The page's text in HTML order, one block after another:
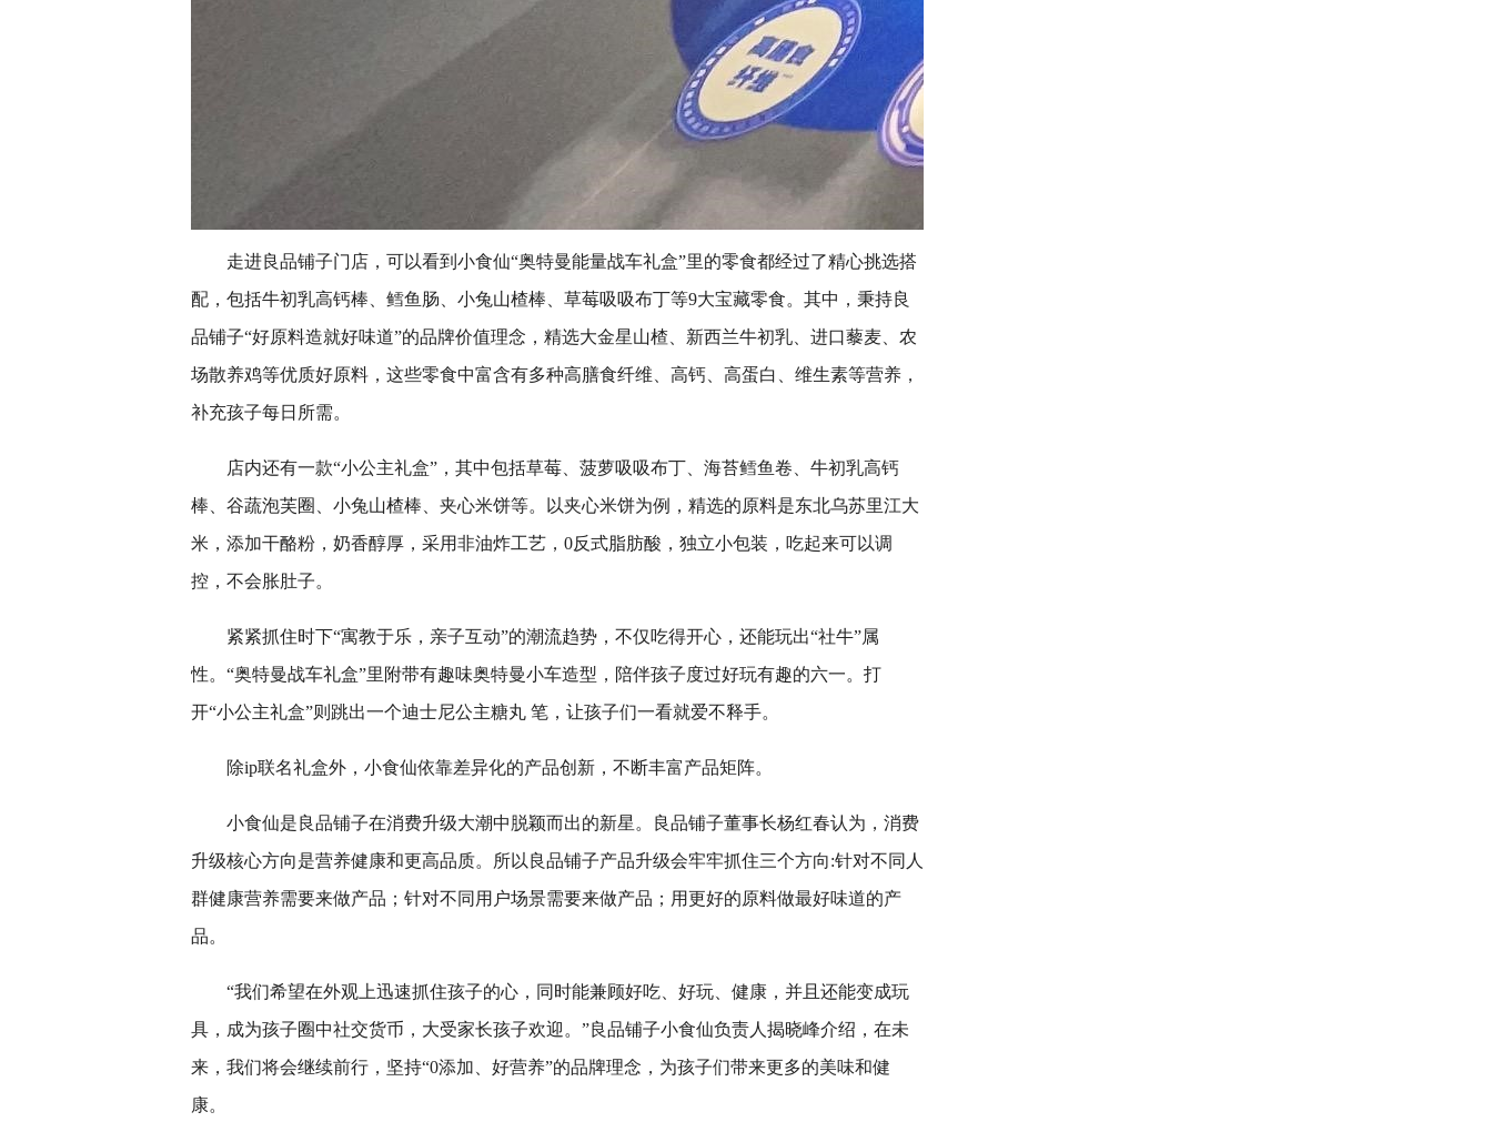
走进良品铺子门店，可以看到小食仙“奥特曼能量战车礼盒”里的零食都经过了精心挑选搭
配，包括牛初乳高钙棒、鳕鱼肠、小兔山楂棒、草莓吸吸布丁等9大宝藏零食。其中，秉持良
品铺子“好原料造就好味道”的品牌价值理念，精选大金星山楂、新西兰牛初乳、进口藜麦、农
场散养鸡等优质好原料，这些零食中富含有多种高膳食纤维、高钙、高蛋白、维生素等营养，
补充孩子每日所需。
店内还有一款“小公主礼盒”，其中包括草莓、菠萝吸吸布丁、海苔鳕鱼卷、牛初乳高钙
棒、谷蔬泡芙圈、小兔山楂棒、夹心米饼等。以夹心米饼为例，精选的原料是东北乌苏里江大
米，添加干酪粉，奶香醇厚，采用非油炸工艺，0反式脂肪酸，独立小包装，吃起来可以调
控，不会胀肚子。
紧紧抓住时下“寓教于乐，亲子互动”的潮流趋势，不仅吃得开心，还能玩出“社牛”属
性。“奥特曼战车礼盒”里附带有趣味奥特曼小车造型，陪伴孩子度过好玩有趣的六一。打
开“小公主礼盒”则跳出一个迪士尼公主糖丸 笔，让孩子们一看就爱不释手。
除ip联名礼盒外，小食仙依靠差异化的产品创新，不断丰富产品矩阵。
小食仙是良品铺子在消费升级大潮中脱颖而出的新星。良品铺子董事长杨红春认为，消费
升级核心方向是营养健康和更高品质。所以良品铺子产品升级会牢牢抓住三个方向:针对不同人
群健康营养需要来做产品；针对不同用户场景需要来做产品；用更好的原料做最好味道的产
品。
“我们希望在外观上迅速抓住孩子的心，同时能兼顾好吃、好玩、健康，并且还能变成玩
具，成为孩子圈中社交货币，大受家长孩子欢迎。”良品铺子小食仙负责人揭晓峰介绍，在未
来，我们将会继续前行，坚持“0添加、好营养”的品牌理念，为孩子们带来更多的美味和健
康。